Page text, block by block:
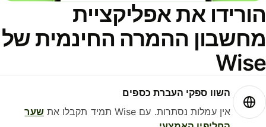
את אפליקציית
ההמרה החינמית של
השוו ספקי העברת כספים
אין עמלות נסתרות. עם Wise תמיד תקבלו את
שער